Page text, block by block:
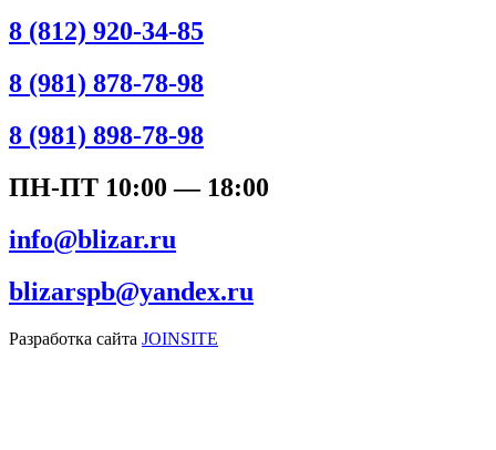
8 (812) 920-34-85
8 (981) 878-78-98
8 (981) 898-78-98
ПН-ПТ 10:00 — 18:00
info@blizar.ru
blizarspb@yandex.ru
Разработка сайта JOINSITE